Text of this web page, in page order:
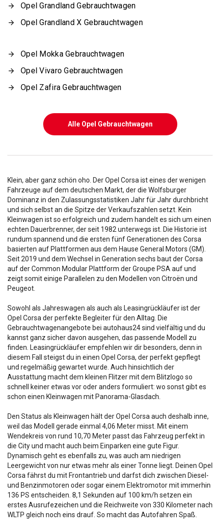
Opel Grandland Gebrauchtwagen
Opel Grandland X Gebrauchtwagen
Opel Mokka Gebrauchtwagen
Opel Vivaro Gebrauchtwagen
Opel Zafira Gebrauchtwagen
Alle Opel Gebrauchtwagen
Klein, aber ganz schön oho. Der Opel Corsa ist eines der wenigen
Fahrzeuge auf dem deutschen Markt, der die Wolfsburger
Dominanz in den Zulassungsstatistiken Jahr für Jahr durchbricht
und sich selbst an die Spitze der Verkaufszahlen setzt. Kein
Kleinwagen ist so erfolgreich und zudem handelt es sich um einen
echten Dauerbrenner, der seit 1982 unterwegs ist. Die Historie ist
rundum spannend und die ersten fünf Generationen des Corsa
basierten auf Plattformen aus dem Hause General Motors (GM).
Seit 2019 und dem Wechsel in Generation sechs baut der Corsa
auf der Common Modular Plattform der Groupe PSA auf und
zeigt somit einige Parallelen zu den Modellen von Citroën und
Peugeot.
Sowohl als Jahreswagen als auch als Leasingrückläufer ist der
Opel Corsa der perfekte Begleiter für den Alltag. Die
Gebrauchtwagenangebote bei autohaus24 sind vielfältig und du
kannst ganz sicher davon ausgehen, das passende Modell zu
finden. Leasingrückläufer empfehlen wir dir besonders, denn in
diesem Fall steigst du in einen Opel Corsa, der perfekt gepflegt
und regelmäßig gewartet wurde. Auch hinsichtlich der
Ausstattung macht dem kleinen Flitzer mit dem Blitzlogo so
schnell keiner etwas vor oder anders formuliert: wo sonst gibt es
schon einen Kleinwagen mit Panorama-Glasdach.
Den Status als Kleinwagen hält der Opel Corsa auch deshalb inne,
weil das Modell gerade einmal 4,06 Meter misst. Mit einem
Wendekreis von rund 10,70 Meter passt das Fahrzeug perfekt in
die City und macht auch beim Einparken eine gute Figur.
Dynamisch geht es ebenfalls zu, was auch am niedrigen
Leergewicht von nur etwas mehr als einer Tonne liegt. Deinen Opel
Corsa fährst du mit Frontantrieb und darfst dich zwischen Diesel-
und Benzinmotoren oder sogar einem Elektromotor mit immerhin
136 PS entscheiden. 8,1 Sekunden auf 100 km/h setzen ein
erstes Ausrufezeichen und die Reichweite von 330 Kilometer nach
WLTP gleich noch eins drauf. So macht das Autofahren Spaß.